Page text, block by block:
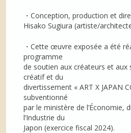
・Conception, production et
Hisako Sugiura (artiste/
・Cette œuvre exposée a été
programme
de soutien aux créateurs et aux
créatif et du
divertissement « ART X JAPAN
subventionné
par le ministère de l’Économie,
l’Industrie du
Japon (exercice fiscal 2024).